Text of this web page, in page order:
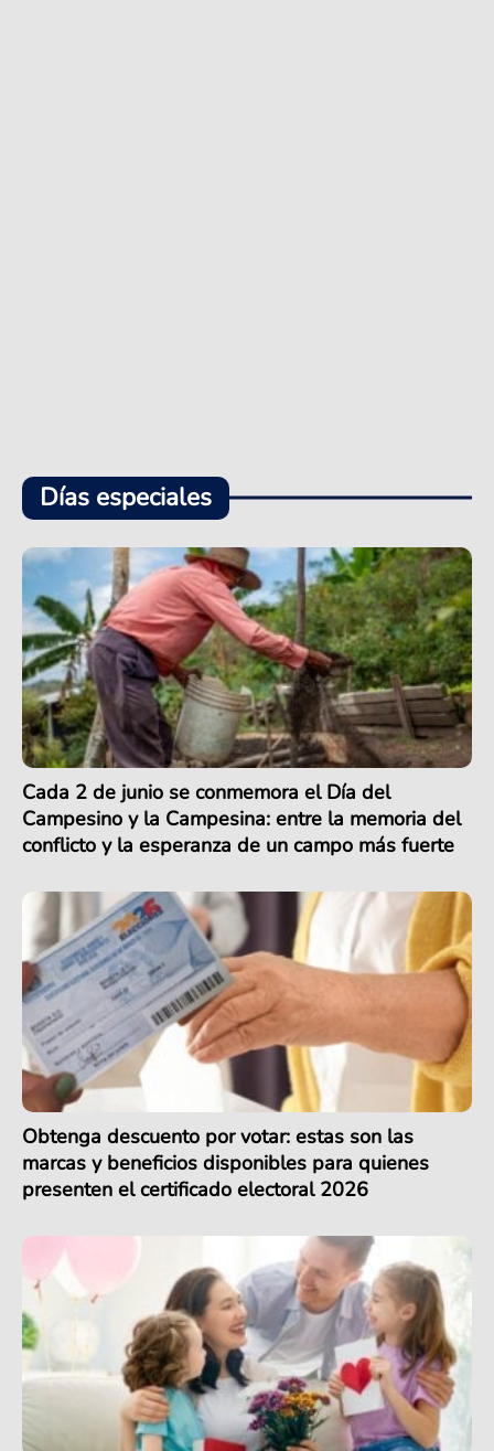
Días especiales
Cada 2 de junio se conmemora el Día del
Campesino y la Campesina: entre la memoria del
conflicto y la esperanza de un campo más fuerte
Obtenga descuento por votar: estas son las
marcas y beneficios disponibles para quienes
presenten el certificado electoral 2026